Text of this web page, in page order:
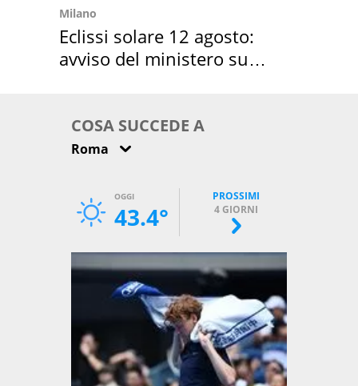
Milano
Eclissi solare 12 agosto:
avviso del ministero su